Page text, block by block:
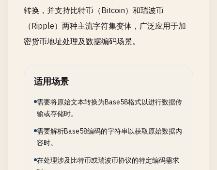
转换，并支持比特币（Bitcoin）和瑞波币
（Ripple）两种主流字符集变体，广泛应用于加
密货币地址处理及数据编码场景。
适用场景
需要将原始文本转换为Base58格式以进行数据传
输或存储时。
需要解析Base58编码的字符串以获取原始数据内
容时。
在处理涉及比特币或瑞波币协议的特定编码需求